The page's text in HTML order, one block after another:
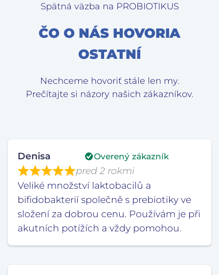
Spätná väzba na PROBIOTIKUS
ČO O NÁS HOVORIA
OSTATNÍ
Nechceme hovoriť stále len my.
Prečítajte si názory našich zákazníkov.
pred 2 rokmi
Veliké množství laktobacilů a
bifidobakterií společně s prebiotiky ve
složení za dobrou cenu. Používám je při
akutních potížích a vždy pomohou.
Denisa Overený zákazník